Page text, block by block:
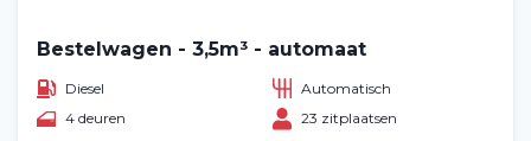
Bestelwagen - 3,5m³ - automaat
Diesel
Automatisch
4 deuren
23 zitplaatsen